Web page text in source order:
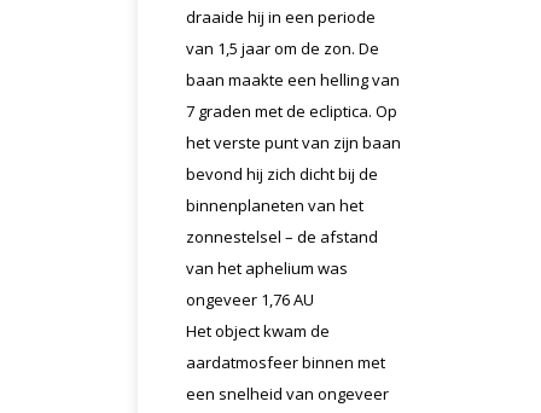
draaide hij in een periode
van 1,5 jaar om de zon. De
baan maakte een helling van
7 graden met de ecliptica. Op
het verste punt van zijn baan
bevond hij zich dicht bij de
binnenplaneten van het
zonnestelsel – de afstand
van het aphelium was
ongeveer 1,76 AU
Het object kwam de
aardatmosfeer binnen met
een snelheid van ongeveer